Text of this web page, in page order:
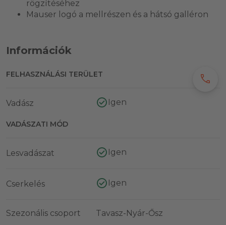
rögzítéséhez
Mauser logó a mellrészen és a hátsó galléron
Információk
FELHASZNÁLÁSI TERÜLET
Vadász Igen
VADÁSZATI MÓD
Lesvadászat Igen
Cserkelés Igen
Szezonális csoport Tavasz-Nyár-Ősz
call